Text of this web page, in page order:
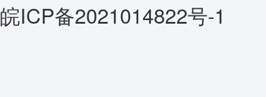
皖ICP备2021014822号-1